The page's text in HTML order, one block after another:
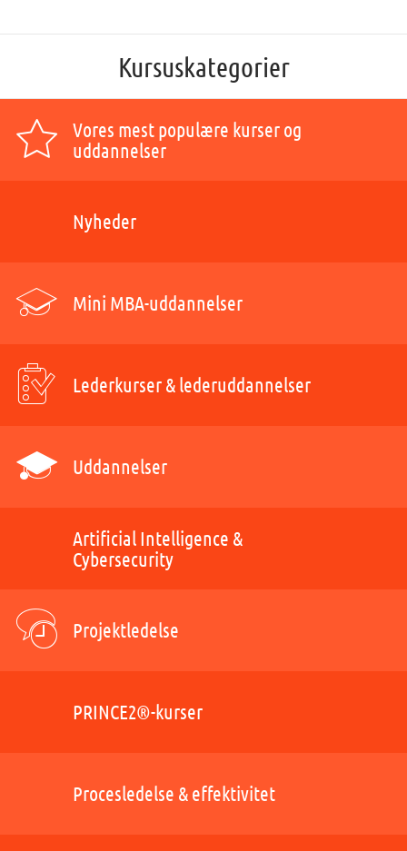
Kursuskategorier
Vores mest populære kurser og
uddannelser
Nyheder
Mini MBA-uddannelser
Lederkurser & lederuddannelser
Uddannelser
Artificial Intelligence &
Cybersecurity
Projektledelse
PRINCE2®-kurser
Procesledelse & effektivitet